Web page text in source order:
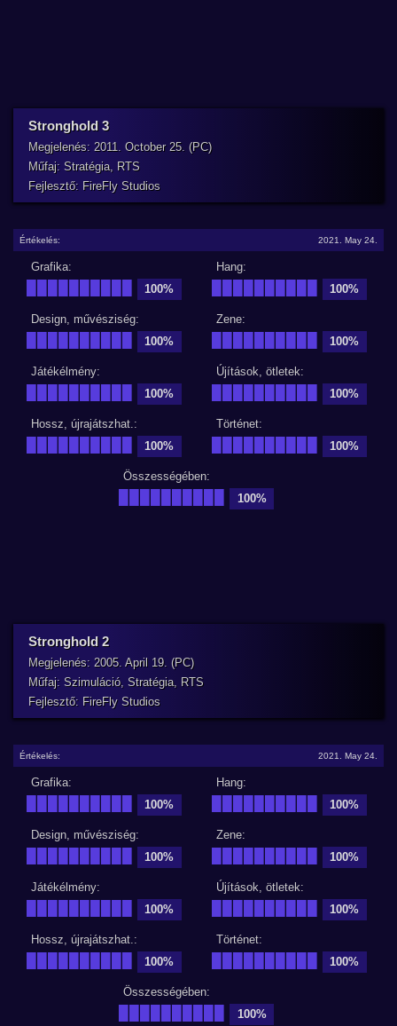
Stronghold 3
Megjelenés: 2011. October 25. (PC)
Műfaj: Stratégia, RTS
Fejlesztő: FireFly Studios
Értékelés: 2021. May 24.
Grafika:
100%
Hang:
100%
Design, művésziség:
100%
Zene:
100%
Játékélmény:
100%
Újítások, ötletek:
100%
Hossz, újrajátszhat.:
100%
Történet:
100%
Összességében:
100%
Stronghold 2
Megjelenés: 2005. April 19. (PC)
Műfaj: Szimuláció, Stratégia, RTS
Fejlesztő: FireFly Studios
Értékelés: 2021. May 24.
Grafika:
100%
Hang:
100%
Design, művésziség:
100%
Zene:
100%
Játékélmény:
100%
Újítások, ötletek:
100%
Hossz, újrajátszhat.:
100%
Történet:
100%
Összességében:
100%